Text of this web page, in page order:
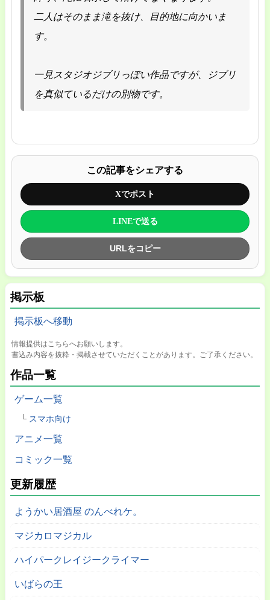
掲示板
掲示板へ移動
情報提供はこちらへお願いします。
書込み内容を抜粋・掲載させていただくことがあります。ご了承ください。
作品一覧
ゲーム一覧
スマホ向け
アニメ一覧
コミック一覧
更新履歴
ようかい居酒屋 のんべれケ。
マジカロマジカル
ハイパークレイジークライマー
いばらの王
二人はそのまま滝を抜け、目的地に向かいま
す。
一見スタジオジブリっぽい作品ですが、ジブリ
を真似ているだけの別物です。
この記事をシェアする
Xでポスト
LINEで送る
URLをコピー